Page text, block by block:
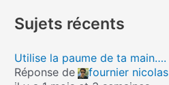
Sujets récents
Utilise la paume de ta main….
Réponse de
fournier nicolas